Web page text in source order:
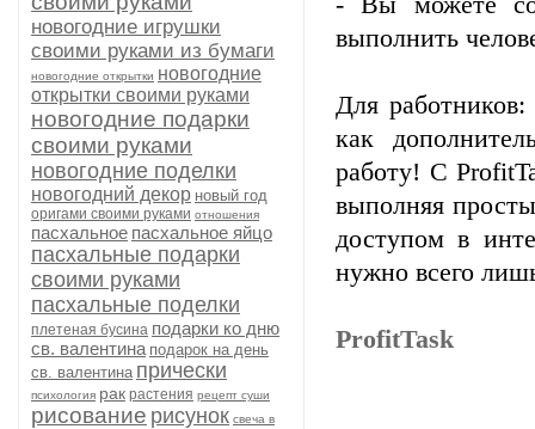
новогодние игрушки
своими руками из бумаги
новогодние открытки новогодние
открытки своими руками
новогодние подарки
своими руками
новогодние поделки
новогодний декор новый год
оригами своими руками отношения
пасхальное пасхальное яйцо
пасхальные подарки
своими руками
пасхальные поделки
плетеная бусина подарки ко дню
св. валентина подарок на день
св. валентина прически
психология рак растения рецепт суши
рисование рисунок свеча в
выполнить
Для
как
работу! С
выполняя
доступом в
нужно всего
ProfitTask